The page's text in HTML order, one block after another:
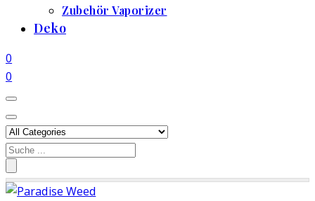
Zubehör Vaporizer
Deko
0
0
Search